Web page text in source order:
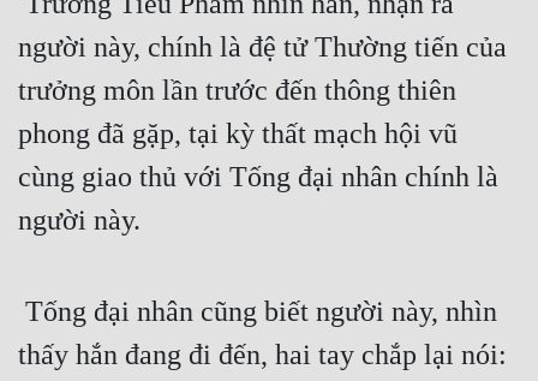
người này, chính là đệ tử Thường tiến của
trưởng môn lần trước đến thông thiên
phong đã gặp, tại kỳ thất mạch hội vũ
cùng giao thủ với Tống đại nhân chính là
người này.
thấy hắn đang đi đến, hai tay chắp lại nói: